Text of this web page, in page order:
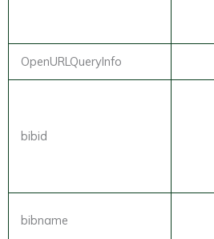
OpenURLQueryInfo
bibid
bibname